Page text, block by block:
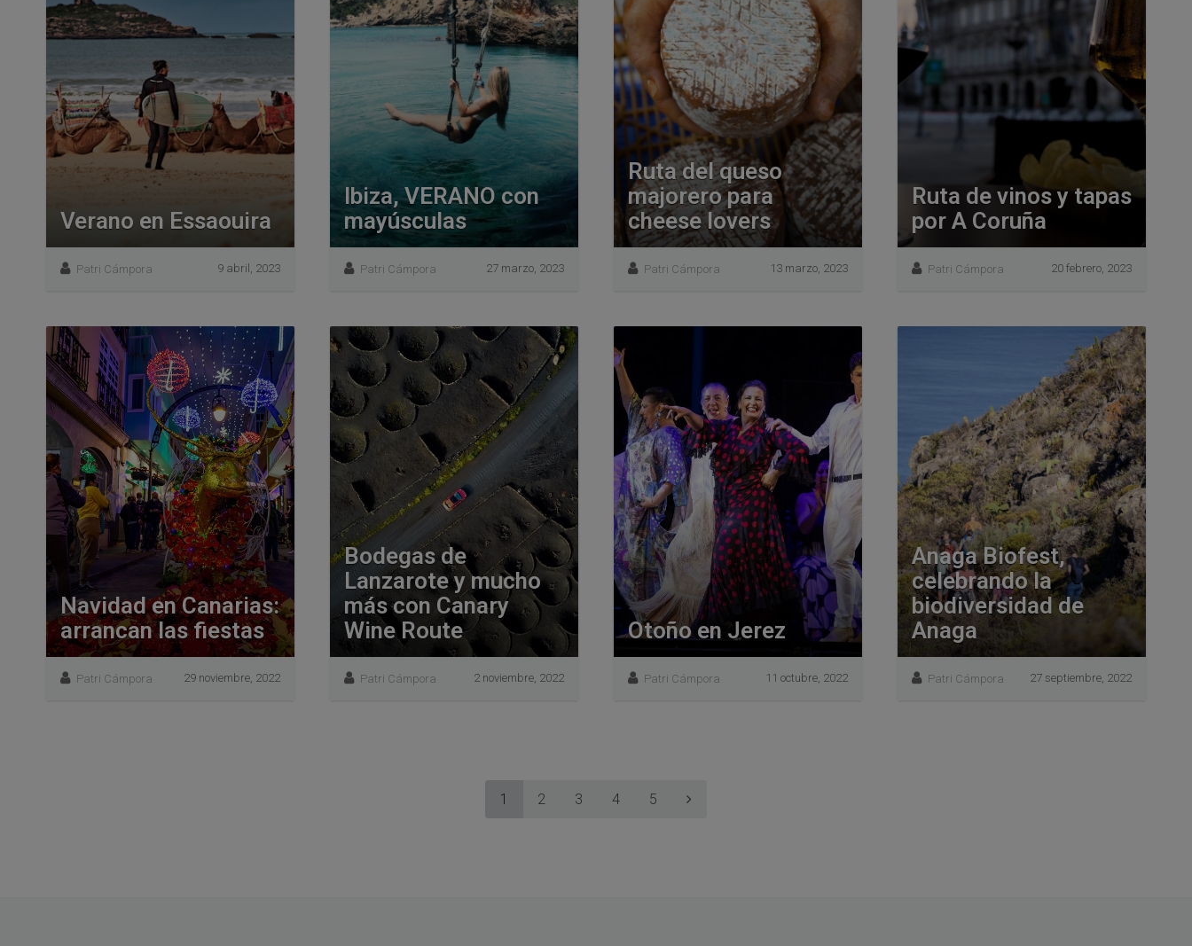
Verano en Essaouira
Patri Cámpora 9 abril, 2023
Ibiza, VERANO con
mayúsculas
Patri Cámpora 27 marzo, 2023
Ruta del queso
majorero para
cheese lovers
Patri Cámpora 13 marzo, 2023
Ruta de vinos y tapas
por A Coruña
Patri Cámpora 20 febrero, 2023
Navidad en Canarias:
arrancan las fiestas
Patri Cámpora 29 noviembre, 2022
Bodegas de
Lanzarote y mucho
más con Canary
Wine Route
Patri Cámpora 2 noviembre, 2022
Otoño en Jerez
Patri Cámpora 11 octubre, 2022
Anaga Biofest,
celebrando la
biodiversidad de
Anaga
Patri Cámpora 27 septiembre, 2022
1 2 3 4 5